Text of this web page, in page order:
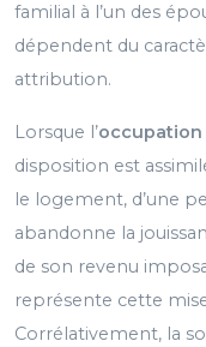
familial à l’un des
dépendent du
attribution.
Lorsque l’
disposition est
le logement, d’une
abandonne la
de son revenu
représente cette
Corrélativement, la